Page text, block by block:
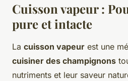
Cuisson vapeur :
pure et intacte
La cuisson vapeur est une
cuisiner des champignons
nutriments et leur saveur